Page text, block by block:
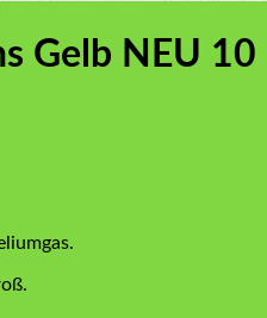
Gelb NEU 10